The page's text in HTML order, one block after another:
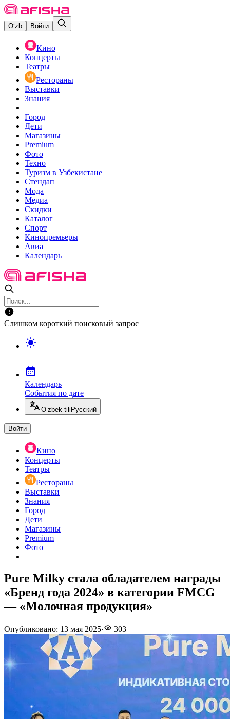
O‘zb Войти
Кино
Концерты
Театры
Рестораны
Выставки
Знания
Город
Дети
Магазины
Premium
Фото
Техно
Туризм в Узбекистане
Стендап
Мода
Медиа
Скидки
Каталог
Спорт
Кинопремьеры
Авиа
Календарь
Слишком короткий поисковый запрос
Календарь
События по дате
O’zbek tili Русский
Войти
Кино
Концерты
Театры
Рестораны
Выставки
Знания
Город
Дети
Магазины
Premium
Фото
Pure Milky стала обладателем награды
«Бренд года 2024» в категории FMCG
— «Молочная продукция»
Опубликовано: 13 мая 2025· 303